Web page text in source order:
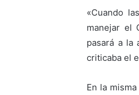
«Cuando
manejar el
pasará a la
criticaba el
En la